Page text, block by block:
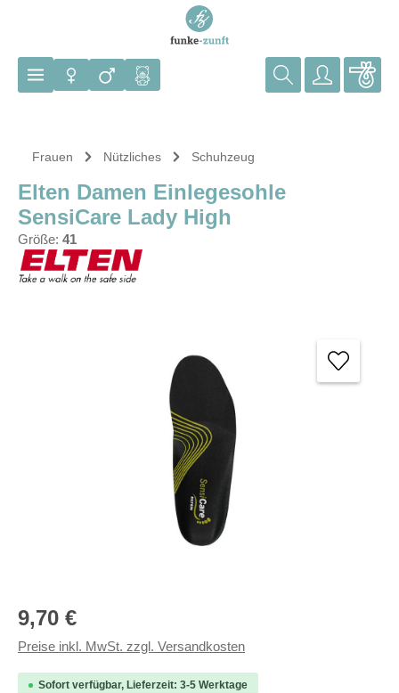
Frauen Nützliches Schuhzeug
Elten Damen Einlegesohle
SensiCare Lady High
Größe: 41
Regulärer Preis:
9,70 €
Preise inkl. MwSt. zzgl. Versandkosten
Sofort verfügbar, Lieferzeit: 3-5 Werktage